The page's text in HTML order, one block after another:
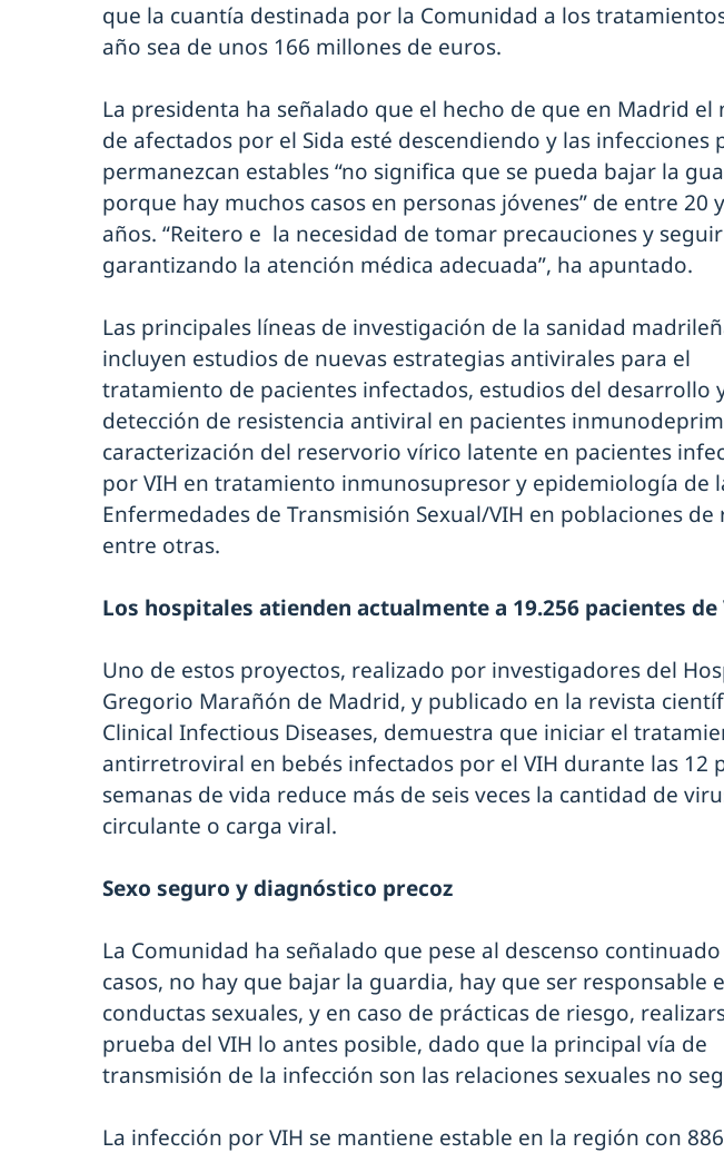
que la cuantía destinada por la Comunidad a los
año sea de unos 166 millones de euros.
La presidenta ha señalado que el hecho de que en Madrid el
de afectados por el Sida esté descendiendo y las infecciones
permanezcan estables “no significa que se pueda bajar la
porque hay muchos casos en personas jóvenes” de entre 20
años. “Reitero e la necesidad de tomar precauciones y seguir
garantizando la atención médica adecuada”, ha apuntado.
Las principales líneas de investigación de la sanidad
incluyen estudios de nuevas estrategias antivirales para el
tratamiento de pacientes infectados, estudios del desarrollo
detección de resistencia antiviral en pacientes
caracterización del reservorio vírico latente en pacientes
por VIH en tratamiento inmunosupresor y epidemiología de
Enfermedades de Transmisión Sexual/VIH en poblaciones de
entre otras.
Los hospitales atienden actualmente a 19.256 pacientes de
Uno de estos proyectos, realizado por investigadores del
Gregorio Marañón de Madrid, y publicado en la revista
Clinical Infectious Diseases, demuestra que iniciar el
antirretroviral en bebés infectados por el VIH durante las 12
semanas de vida reduce más de seis veces la cantidad de
circulante o carga viral.
Sexo seguro y diagnóstico precoz
La Comunidad ha señalado que pese al descenso
casos, no hay que bajar la guardia, hay que ser responsable
conductas sexuales, y en caso de prácticas de riesgo,
prueba del VIH lo antes posible, dado que la principal vía de
transmisión de la infección son las relaciones sexuales no
La infección por VIH se mantiene estable en la región con